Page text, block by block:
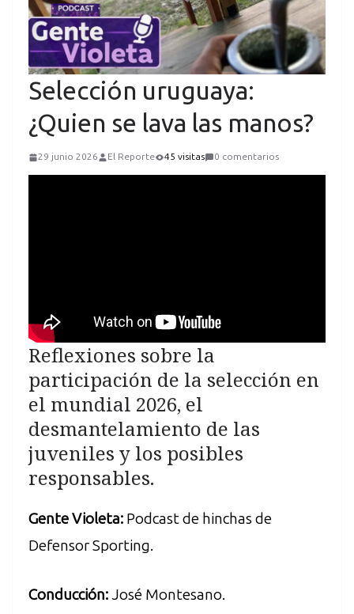
Selección uruguaya:
¿Quien se lava las manos?
29 junio 2026 El Reporte 45 visitas 0 comentarios
Reflexiones sobre la
participación de la selección en
el mundial 2026, el
desmantelamiento de las
juveniles y los posibles
responsables.
Gente Violeta: Podcast de hinchas de
Defensor Sporting.
Conducción:José Montesano.